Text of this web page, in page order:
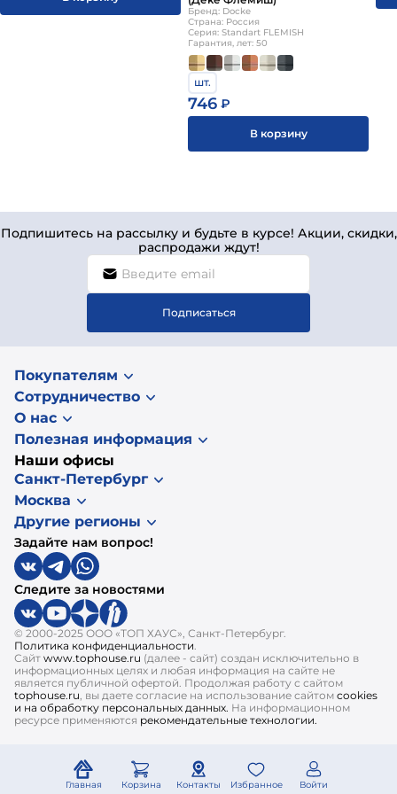
Бренд: Docke
Страна: Россия
Серия: Standart FLEMISH
Гарантия, лет: 50
шт.
746 ₽
В корзину
Подпишитесь на рассылку и будьте в курсе! Акции, скидки,
распродажи ждут!
Подписаться
Покупателям
Сотрудничество
О нас
Полезная информация
Наши офисы
Санкт-Петербург
Москва
Другие регионы
Задайте нам вопрос!
Следите за новостями
© 2000-2025 ООО «ТОП ХАУС», Санкт-Петербург.
Политика конфиденциальности
Сайт www.tophouse.ru (далее - сайт) создан исключительно в
информационных целях и любая информация на сайте не
является публичной офертой. Продолжая работу с сайтом
tophouse.ru , вы даете согласие на использование сайтом cookies
и на обработку персональных данных. На информационном
ресурсе применяются рекомендательные технологии.
Главная Корзина Контакты Избранное Войти